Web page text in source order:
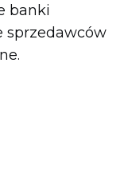
banki
sprzedawców